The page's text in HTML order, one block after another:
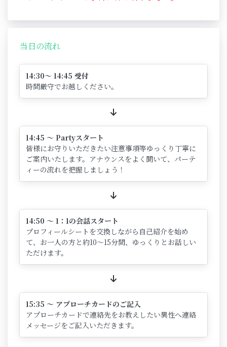
当日の流れ
14:30～ 14:45 受付
時間厳守でお越しください。
14:45 ～ Partyスタート
皆様にお守りいただきたい注意事項等ゆっくり丁寧に
ご案内いたします。アナウンスをよく聞いて、パーテ
ィーの流れを把握しましょう！
14:50 ～ 1：1の会話スタート
プロフィールシートを交換しながら自己紹介を始め
て、お一人の方と約10～15分間、ゆっくりとお話しい
ただけます。
15:35 ～ アプローチカードのご記入
アプローチカードで連絡先をお教えしたい異性へ連絡
メッセージをご記入いただきます。